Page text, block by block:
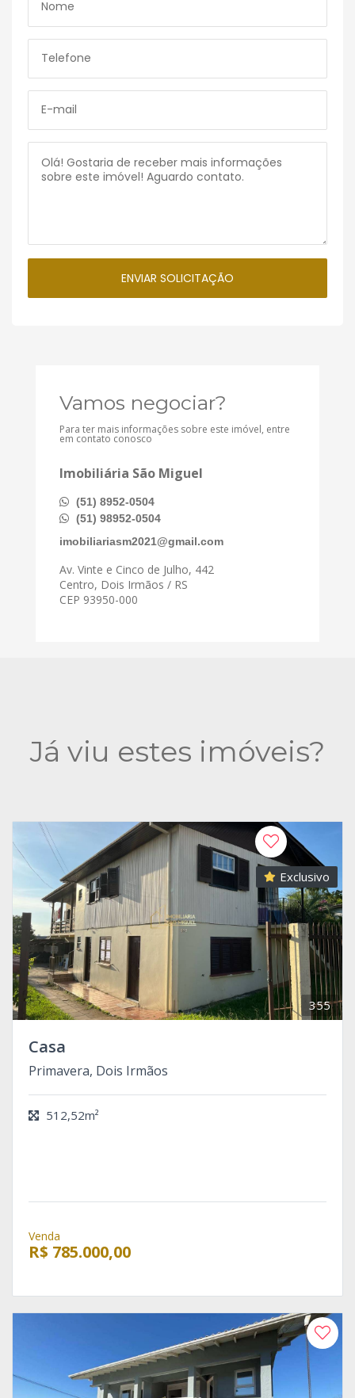
Vamos negociar?
Para ter mais informações sobre este imóvel, entre
em contato conosco
Imobiliária São Miguel
(51) 8952-0504
(51) 98952-0504
imobiliariasm2021@gmail.com
Av. Vinte e Cinco de Julho, 442
Centro, Dois Irmãos / RS
CEP 93950-000
Já viu estes imóveis?
Exclusivo
355
Casa
Primavera, Dois Irmãos
512,52m²
Venda
R$ 785.000,00